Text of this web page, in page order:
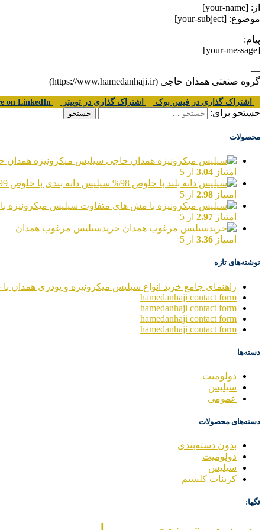
از: [your-name]
موضوع: [your-subject]
پیام:
[your-message]
—
گروه صنعتی همدان حاجی (https://www.hamedanhaji.ir)
اشتراک گذاری در فیس بوک اشتراک گذاری در توییتر
جستجو برای:
محصولات
سیلیس میکرونیزه همدان
امتیاز 3.04 از 5
سیلیس دانه بندی با خلوص 99%
امتیاز 2.98 از 5
سیلیس میکرونیزه
امتیاز 2.97 از 5
خریدسیلیس مرغوب همدان
امتیاز 3.36 از 5
نوشته‌های تازه
راهنمای جامع خرید انواع سیلیس میکرونیزه و پودری همدان با
hamedanhaji contact form
hamedanhaji contact form
hamedanhaji contact form
hamedanhaji contact form
دسته‌ها
دولومیت
سیلیس
عمومی
دسته‌های محصولات
بدون دسته‌بندی
دولومیت
سیلیس
کربنات کلسیم
تگها: